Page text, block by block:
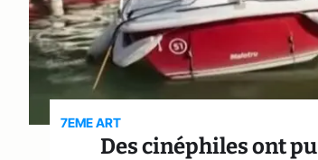
7EME ART
Des cinéphiles ont